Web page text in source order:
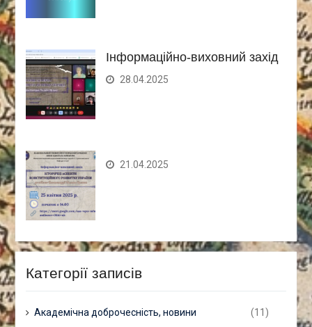
Інформаційно-виховний захід
28.04.2025
21.04.2025
Категорії записів
Академічна доброчесність, новини
(11)